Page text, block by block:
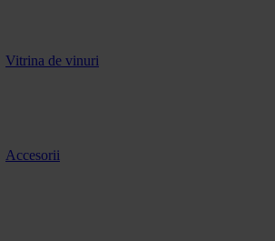
Vitrina de vinuri
Accesorii